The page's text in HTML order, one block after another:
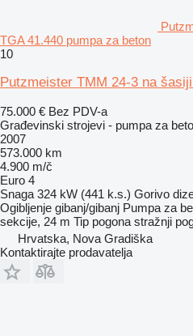
TGA 41.440 pumpa za beton
10
Putzmeister TMM 24-3 na
75.000 € Bez PDV-a
Građevinski strojevi - pumpa za
2007
573.000 km
4.900 m/č
Euro 4
Snaga 324 kW (441 k.s.) Gorivo
Ogibljenje gibanj/gibanj Pumpa za
sekcije, 24 m Tip pogona stražnji
Hrvatska, Nova Gradiška
Kontaktirajte prodavatelja